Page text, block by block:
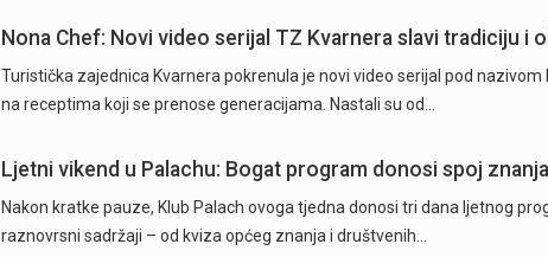
Nona Chef: Novi video serijal TZ Kvarnera slavi tradiciju i
Turistička zajednica Kvarnera pokrenula je novi video serijal pod
na receptima koji se prenose generacijama. Nastali su od…
Ljetni vikend u Palachu: Bogat program donosi spoj
Nakon kratke pauze, Klub Palach ovoga tjedna donosi tri dana ljetnog
raznovrsni sadržaji – od kviza općeg znanja i društvenih…